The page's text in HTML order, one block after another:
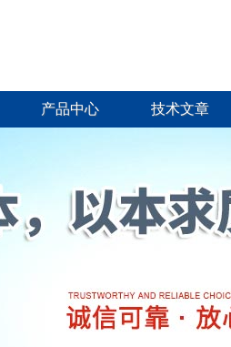
产品中心 技术文章